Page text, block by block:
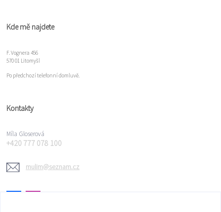
Kde mě najdete
F. Vognera 456
570 01 Litomyšl
Po předchozí telefonní domluvě.
Kontakty
Míla Gloserová
+420 777 078 100
mulim@seznam.cz